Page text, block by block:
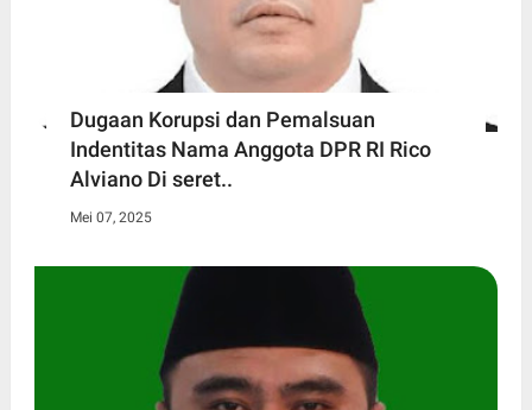
Dugaan Korupsi dan Pemalsuan
Indentitas Nama Anggota DPR RI Rico
Alviano Di seret..
Mei 07, 2025